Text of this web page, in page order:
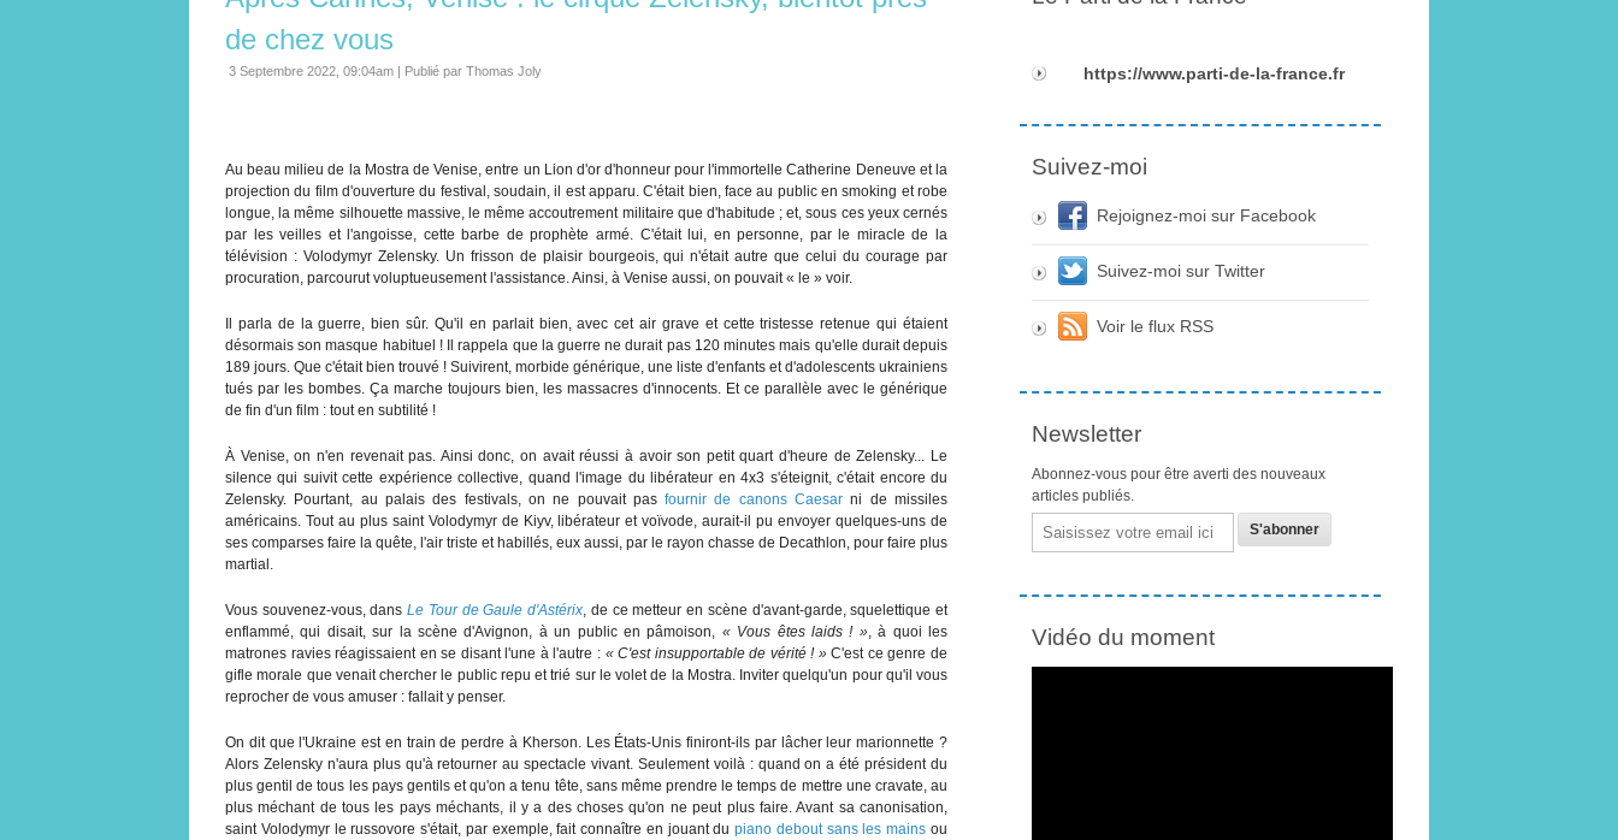
de chez vous
3 Septembre 2022, 09:04am | Publié par Thomas Joly
Au beau milieu de la Mostra de Venise, entre un Lion d'or d'honneur pour l'immortelle Catherine Deneuve et la
projection du film d'ouverture du festival, soudain, il est apparu. C'était bien, face au public en smoking et robe
longue, la même silhouette massive, le même accoutrement militaire que d'habitude ; et, sous ces yeux cernés
par les veilles et l'angoisse, cette barbe de prophète armé. C'était lui, en personne, par le miracle de la
télévision : Volodymyr Zelensky. Un frisson de plaisir bourgeois, qui n'était autre que celui du courage par
procuration, parcourut voluptueusement l'assistance. Ainsi, à Venise aussi, on pouvait « le » voir.
Il parla de la guerre, bien sûr. Qu'il en parlait bien, avec cet air grave et cette tristesse retenue qui étaient
désormais son masque habituel ! Il rappela que la guerre ne durait pas 120 minutes mais qu'elle durait depuis
189 jours. Que c'était bien trouvé ! Suivirent, morbide générique, une liste d'enfants et d'adolescents ukrainiens
tués par les bombes. Ça marche toujours bien, les massacres d'innocents. Et ce parallèle avec le générique
de fin d'un film : tout en subtilité !
À Venise, on n'en revenait pas. Ainsi donc, on avait réussi à avoir son petit quart d'heure de Zelensky... Le
silence qui suivit cette expérience collective, quand l'image du libérateur en 4x3 s'éteignit, c'était encore du
Zelensky. Pourtant, au palais des festivals, on ne pouvait pasfournir de canons Caesar ni de missiles
américains. Tout au plus saint Volodymyr de Kiyv, libérateur et voïvode, aurait-il pu envoyer quelques-uns de
ses comparses faire la quête, l'air triste et habillés, eux aussi, par le rayon chasse de Decathlon, pour faire plus
martial.
Vous souvenez-vous, dansLe Tour de Gaule d'Astérix, de ce metteur en scène d'avant-garde, squelettique et
enflammé, qui disait, sur la scène d'Avignon, à un public en pâmoison, « Vous êtes laids ! », à quoi les
matrones ravies réagissaient en se disant l'une à l'autre : « C'est insupportable de vérité ! »C'est ce genre de
gifle morale que venait chercher le public repu et trié sur le volet de la Mostra. Inviter quelqu'un pour qu'il vous
reprocher de vous amuser : fallait y penser.
On dit que l'Ukraine est en train de perdre à Kherson. Les États-Unis finiront-ils par lâcher leur marionnette ?
Alors Zelensky n'aura plus qu'à retourner au spectacle vivant. Seulement voilà : quand on a été président du
plus gentil de tous les pays gentils et qu'on a tenu tête, sans même prendre le temps de mettre une cravate, au
plus méchant de tous les pays méchants, il y a des choses qu'on ne peut plus faire. Avant sa canonisation,
saint Volodymyr le russovore s'était, par exemple, fait connaître en jouant dupiano debout sans les mains ou
https://www.parti-de-la-france.fr
Suivez-moi
Rejoignez-moi sur Facebook
Suivez-moi sur Twitter
Voir le flux RSS
Newsletter
Abonnez-vous pour être averti des nouveaux
articles publiés.
Email
Vidéo du moment